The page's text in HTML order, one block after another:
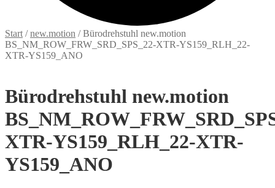
Start /new.motion /Bürodrehstuhl new.motion
BS_NM_ROW_FRW_SRD_SPS_22-XTR-YS159_RLH_22-
XTR-YS159_ANO
Bürodrehstuhl new.motion
XTR-YS159_RLH_22-XTR-
YS159_ANO